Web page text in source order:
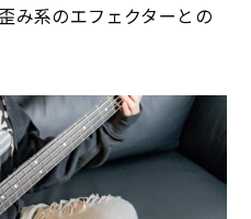
み系のエフェクターとの